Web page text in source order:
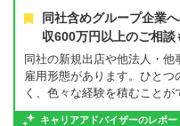
同社含めグループ企業
収600万円以上のご相談
同社の新規出店や他法人・
雇用形態があります。ひと
く、色々な経験を積むことが
キャリアアドバイザーのレポー